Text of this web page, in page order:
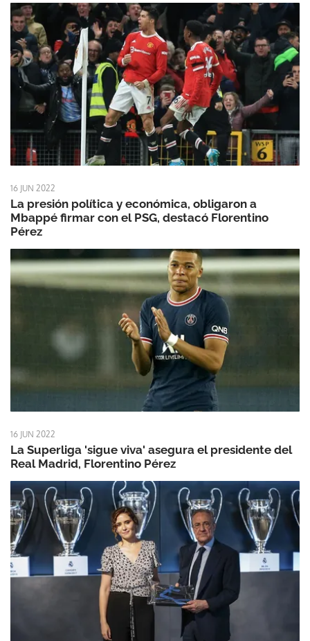
16 JUN 2022
La presión política y económica, obligaron a
Mbappé firmar con el PSG, destacó Florentino
Pérez
16 JUN 2022
La Superliga 'sigue viva' asegura el presidente del
Real Madrid, Florentino Pérez